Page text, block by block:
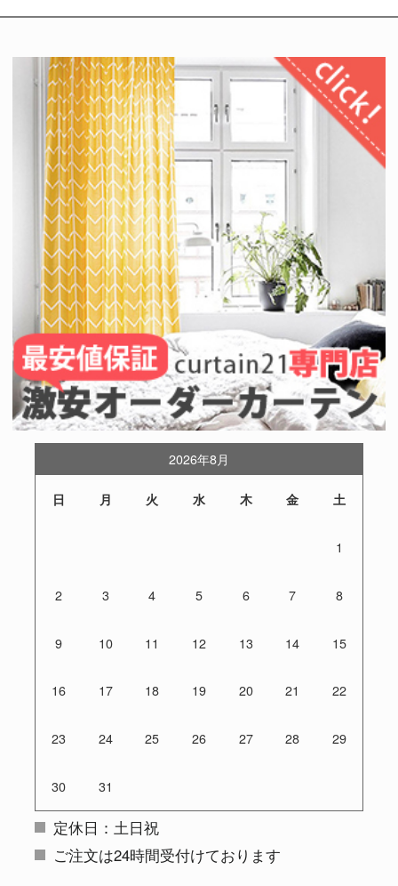
2026年8月
日 月 火 水 木 金 土
1
2 3 4 5 6 7 8
9 10 11 12 13 14 15
16 17 18 19 20 21 22
23 24 25 26 27 28 29
30 31
定休日：土日祝
ご注文は24時間受付けております